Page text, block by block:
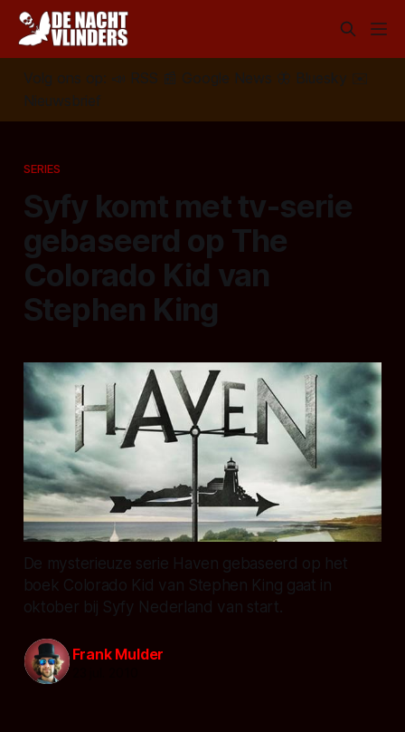
Volg ons op: 📣 RSS 📰 Google News 🦋 Bluesky
✉️
Nieuwsbrief
SERIES
Syfy komt met tv-serie
gebaseerd op The
Colorado Kid van
Stephen King
De mysterieuze serie Haven gebaseerd op het
boek Colorado Kid van Stephen King gaat in
oktober bij Syfy Nederland van start.
Frank Mulder